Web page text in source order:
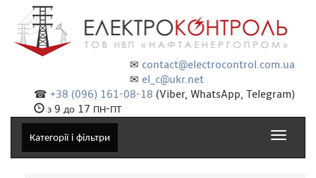
✉ contact@electrocontrol.com.ua
✉ el_c@ukr.net
☎ +38 (096) 161-08-18 (Viber, WhatsApp, Telegram)
з 9 до 17 ПН-ПТ
Категорії і фільтри
Toggle